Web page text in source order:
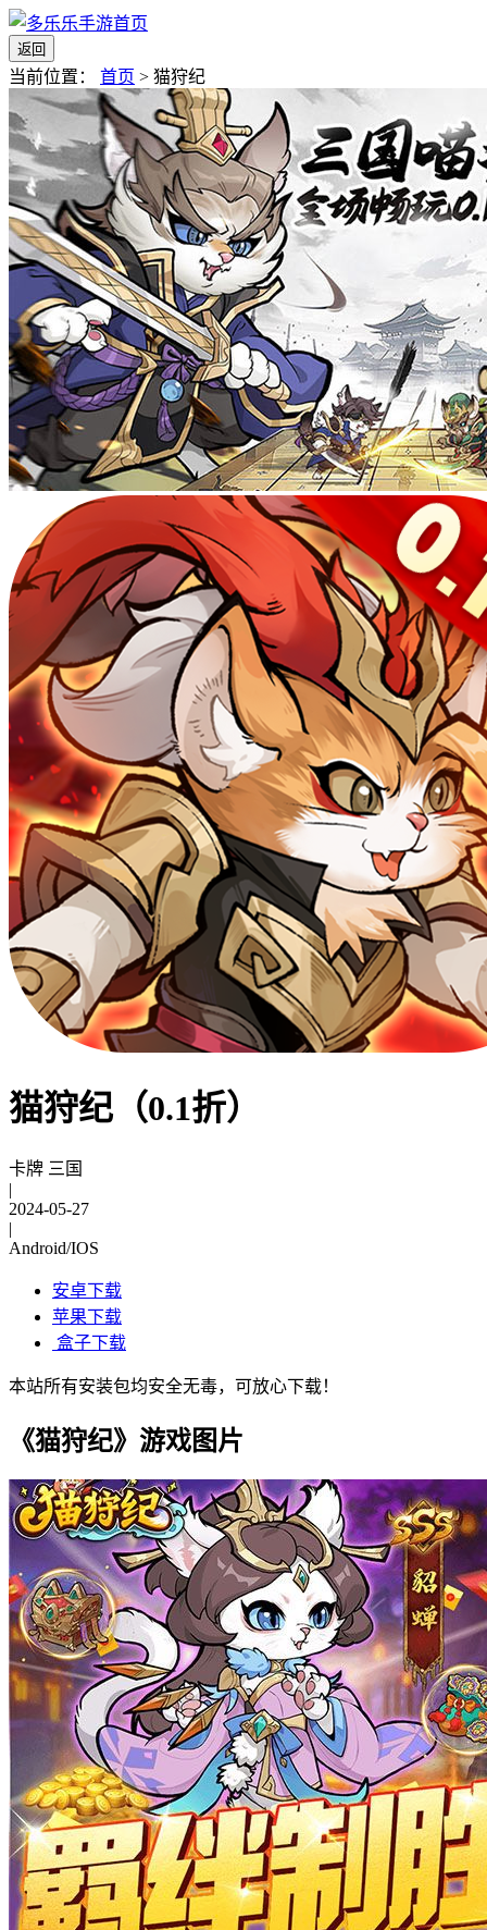
返回
当前位置： 首页 > 猫狩纪
猫狩纪（0.1折）
卡牌 三国
|
2024-05-27
|
Android/IOS
安卓下载
苹果下载
盒子下载
本站所有安装包均安全无毒，可放心下载！
《猫狩纪》游戏图片